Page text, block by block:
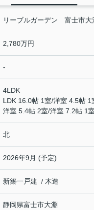
リーブルガーデン 富士市
2,780万円
-
4LDK
LDK 16.0帖 1室/洋室 4.5帖 1
洋室 5.4帖 2室/洋室 7.2帖 1室
北
2026年9月 (予定)
新築一戸建 / 木造
静岡県富士市大淵